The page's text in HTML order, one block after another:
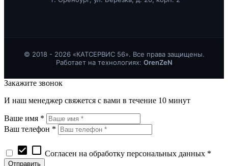
© 2018 - 2026 «КАТСЕРВИС 56». Все права защищены.
Работает на технологиях: OrenZeN
Закажите звонок
И наш менеджер свяжется с вами в течение 10 минут
Ваше имя *
Ваш телефон *
check_box check_box_outline_blank Согласен на обработку персональных данных *